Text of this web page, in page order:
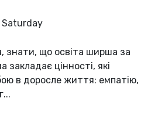
Saturday
знати, що освіта ширша за
закладає цінності, які
в доросле життя: емпатію,